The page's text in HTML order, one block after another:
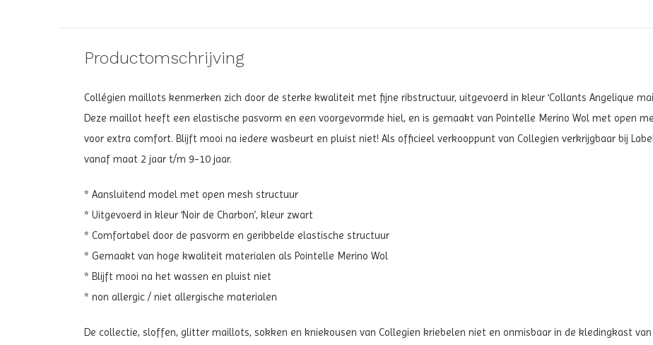
Productomschrijving
Collégien maillots kenmerken zich door de sterke kwaliteit met fijne ribstructuur, uitgevoerd in kleur ‘Collants Angelique
Deze maillot heeft een elastische pasvorm en een voorgevormde hiel, en is gemaakt van Pointelle Merino Wol met open
voor extra comfort. Blijft mooi na iedere wasbeurt en pluist niet! Als officieel verkooppunt van Collegien verkrijgbaar bij
vanaf maat 2 jaar t/m 9-10 jaar.
* Aansluitend model met open mesh structuur
* Uitgevoerd in kleur ‘Noir de Charbon’, kleur zwart
* Comfortabel door de pasvorm en geribbelde elastische structuur
* Gemaakt van hoge kwaliteit materialen als Pointelle Merino Wol
* Blijft mooi na het wassen en pluist niet
* non allergic / niet allergische materialen
De collectie, sloffen, glitter maillots, sokken en kniekousen van Collegien kriebelen niet en onmisbaar in de kledingkast van